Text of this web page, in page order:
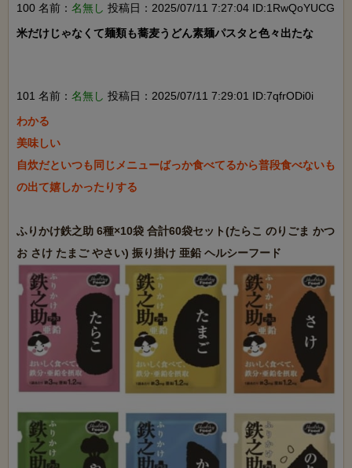
100 名前： 名無し 投稿日：2025/07/11 7:27:04 ID:1RwQoYUCG
米だけじゃなくて麺類も蕎麦うどん素麺パスタと色々出たな
101 名前： 名無し 投稿日：2025/07/11 7:29:01 ID:7qfrODi0i
わかる
美味しい
自炊だといつも同じメニューばっか食べてるから普段食べないも
の出て嬉しかったりする
ふりかけ鉄之助 6種×10袋 合計60袋セット(たらこ のりごま かつ